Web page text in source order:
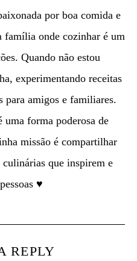
por boa comida e
família onde cozinhar é um
Quando não estou
experimentando receitas
para amigos e familiares.
forma poderosa de
missão é compartilhar
que inspirem e
♥
REPLY